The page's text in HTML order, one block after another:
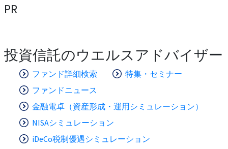
PR
投資信託のウエルスアドバイザー
ファンド詳細検索
特集・セミナー
ファンドニュース
金融電卓（資産形成・運用シミュレーション）
NISAシミュレーション
iDeCo税制優遇シミュレーション